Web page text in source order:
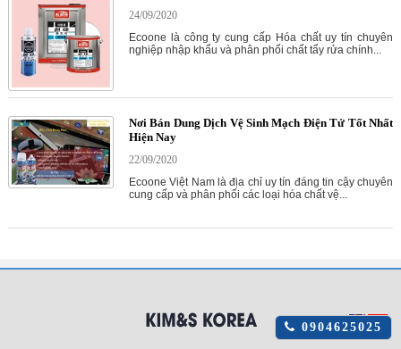
24/09/2020
Ecoone là công ty cung cấp Hóa chất uy tín chuyên
nghiệp nhập khẩu và phân phối chất tẩy rửa chính...
Nơi Bán Dung Dịch Vệ Sinh Mạch Điện Tử Tốt Nhất
Hiện Nay
22/09/2020
Ecoone Việt Nam là địa chỉ uy tín đáng tin cậy chuyên
cung cấp và phân phối các loại hóa chất vệ...
Click
để
0904625025